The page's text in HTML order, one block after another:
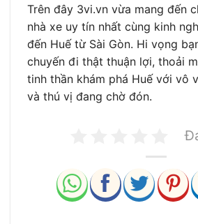
Trên đây 3vi.vn vừa mang đến
nhà xe uy tín nhất cùng kinh
đến Huế từ Sài Gòn. Hi vọng
chuyến đi thật thuận lợi, thoải
tinh thần khám phá Huế với vô
và thú vị đang chờ đón.